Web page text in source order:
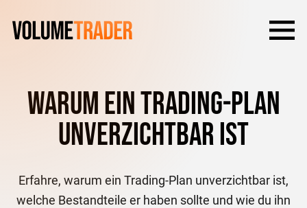
Warum ein Trading-Plan
unverzichtbar ist
Erfahre, warum ein Trading-Plan unverzichtbar ist,
welche Bestandteile er haben sollte und wie du ihn